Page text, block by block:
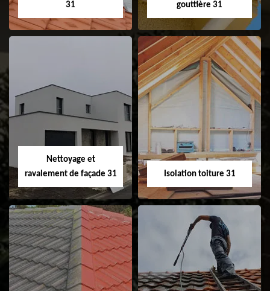
31
Pose et
changement de
fenêtre de toit et
Velux 31
gouttière 31
Nettoyage et pose
Nettoyage et
ravalement de façade 31
Nettoyage et
ravalement de
Isolation toiture 31
Isolation toiture 31